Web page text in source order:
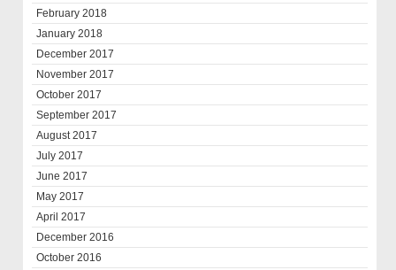
February 2018
January 2018
December 2017
November 2017
October 2017
September 2017
August 2017
July 2017
June 2017
May 2017
April 2017
December 2016
October 2016